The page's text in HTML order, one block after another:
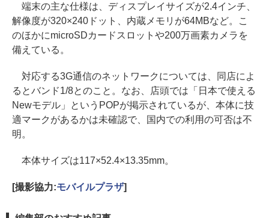
端末の主な仕様は、ディスプレイサイズが2.4インチ、
解像度が320×240ドット、内蔵メモリが64MBなど。こ
のほかにmicroSDカードスロットや200万画素カメラを
備えている。
対応する3G通信のネットワークについては、同店によ
るとバンド1/8とのこと。なお、店頭では「日本で使える
Newモデル」というPOPが掲示されているが、本体に技
適マークがあるかは未確認で、国内での利用の可否は不
明。
本体サイズは117×52.4×13.35mm。
[撮影協力:モバイルプラザ]